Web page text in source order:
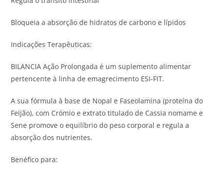
Bloqueia a absorção de hidratos de carbono e lípidos
Indicações Terapêuticas:
BILANCIA Ação Prolongada é um suplemento alimentar
pertencente à linha de emagrecimento ESI-FIT.
A sua fórmula à base de Nopal e Faseolamina (proteína do
Feijão), com Crómio e extrato titulado de Cassia nomame e
Sene promove o equilíbrio do peso corporal e regula a
absorção dos nutrientes.
Benéfico para: